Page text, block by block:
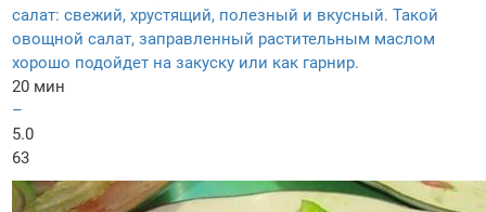
салат: свежий, хрустящий, полезный и вкусный. Такой
овощной салат, заправленный растительным маслом
хорошо подойдет на закуску или как гарнир.
20 мин
–
5.0
63